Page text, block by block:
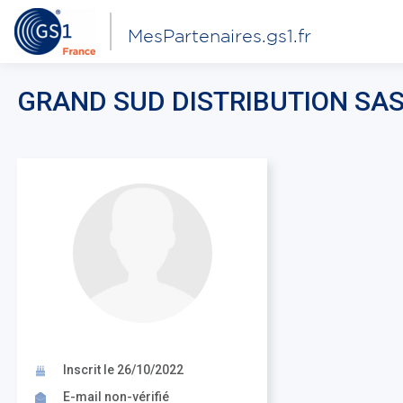
MesPartenaires.gs1.fr
GRAND SUD DISTRIBUTION
Inscrit le 26/10/2022
E-mail non-vérifié